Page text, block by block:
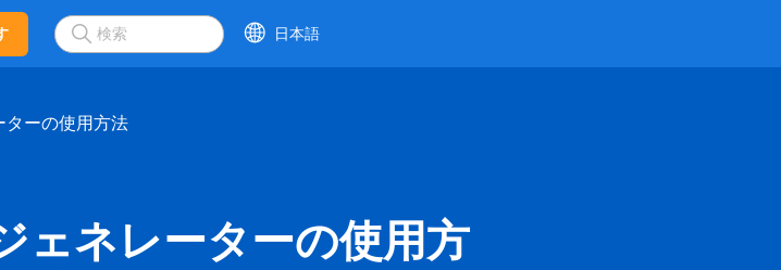
日本語
ターの使用方法
ェネレーターの使用方